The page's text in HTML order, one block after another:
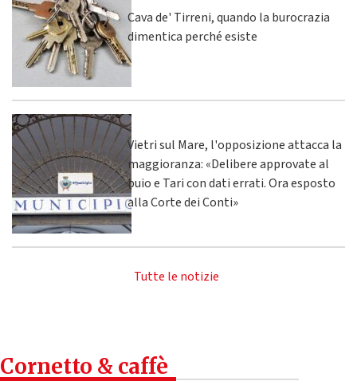
Cava de' Tirreni, quando la burocrazia
dimentica perché esiste
Vietri sul Mare, l'opposizione attacca la
maggioranza: «Delibere approvate al
buio e Tari con dati errati. Ora esposto
alla Corte dei Conti»
Tutte le notizie
Cornetto & caffè